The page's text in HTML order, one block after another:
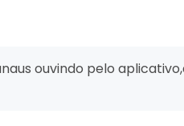
ouvindo pelo